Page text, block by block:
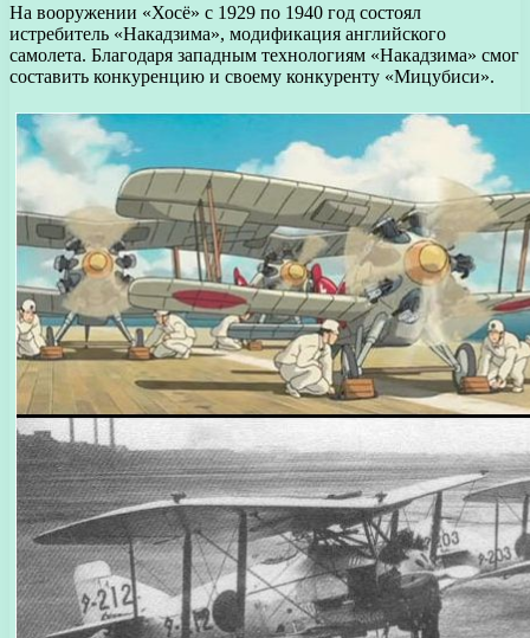
На вооружении «Хосё» с 1929 по 1940 год состоял
истребитель «Накадзима», модификация английского
самолета. Благодаря западным технологиям «Накадзима» смог
составить конкуренцию и своему конкуренту «Мицубиси».